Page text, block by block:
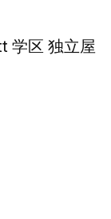
学区 独立屋